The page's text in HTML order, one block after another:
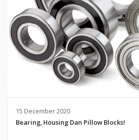
15 December 2020
Bearing, Housing Dan Pillow Blocks!